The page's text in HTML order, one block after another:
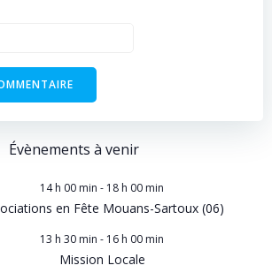
Évènements à venir
14 h 00 min - 18 h 00 min
en Fête Mouans-Sartoux (06)
13 h 30 min - 16 h 00 min
Mission Locale